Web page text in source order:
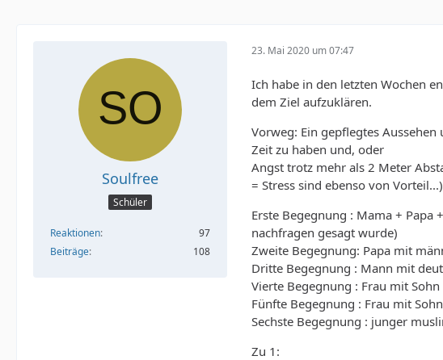
Soulfree
Schüler
Reaktionen
97
Beiträge
108
23. Mai 2020 um 07:47
Ich habe in den letzten Wochen
dem Ziel aufzuklären.
Vorweg: Ein gepflegtes
Zeit zu haben und, oder
Angst trotz mehr als 2 Meter
= Stress sind ebenso von Vorteil...)
Erste Begegnung : Mama +
nachfragen gesagt wurde)
Zweite Begegnung: Papa mit
Dritte Begegnung : Mann mit
Vierte Begegnung : Frau mit Sohn
Fünfte Begegnung : Frau mit Sohn
Sechste Begegnung : junger
Zu 1: